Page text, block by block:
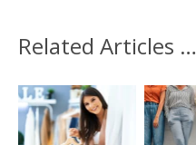
Related Articles …